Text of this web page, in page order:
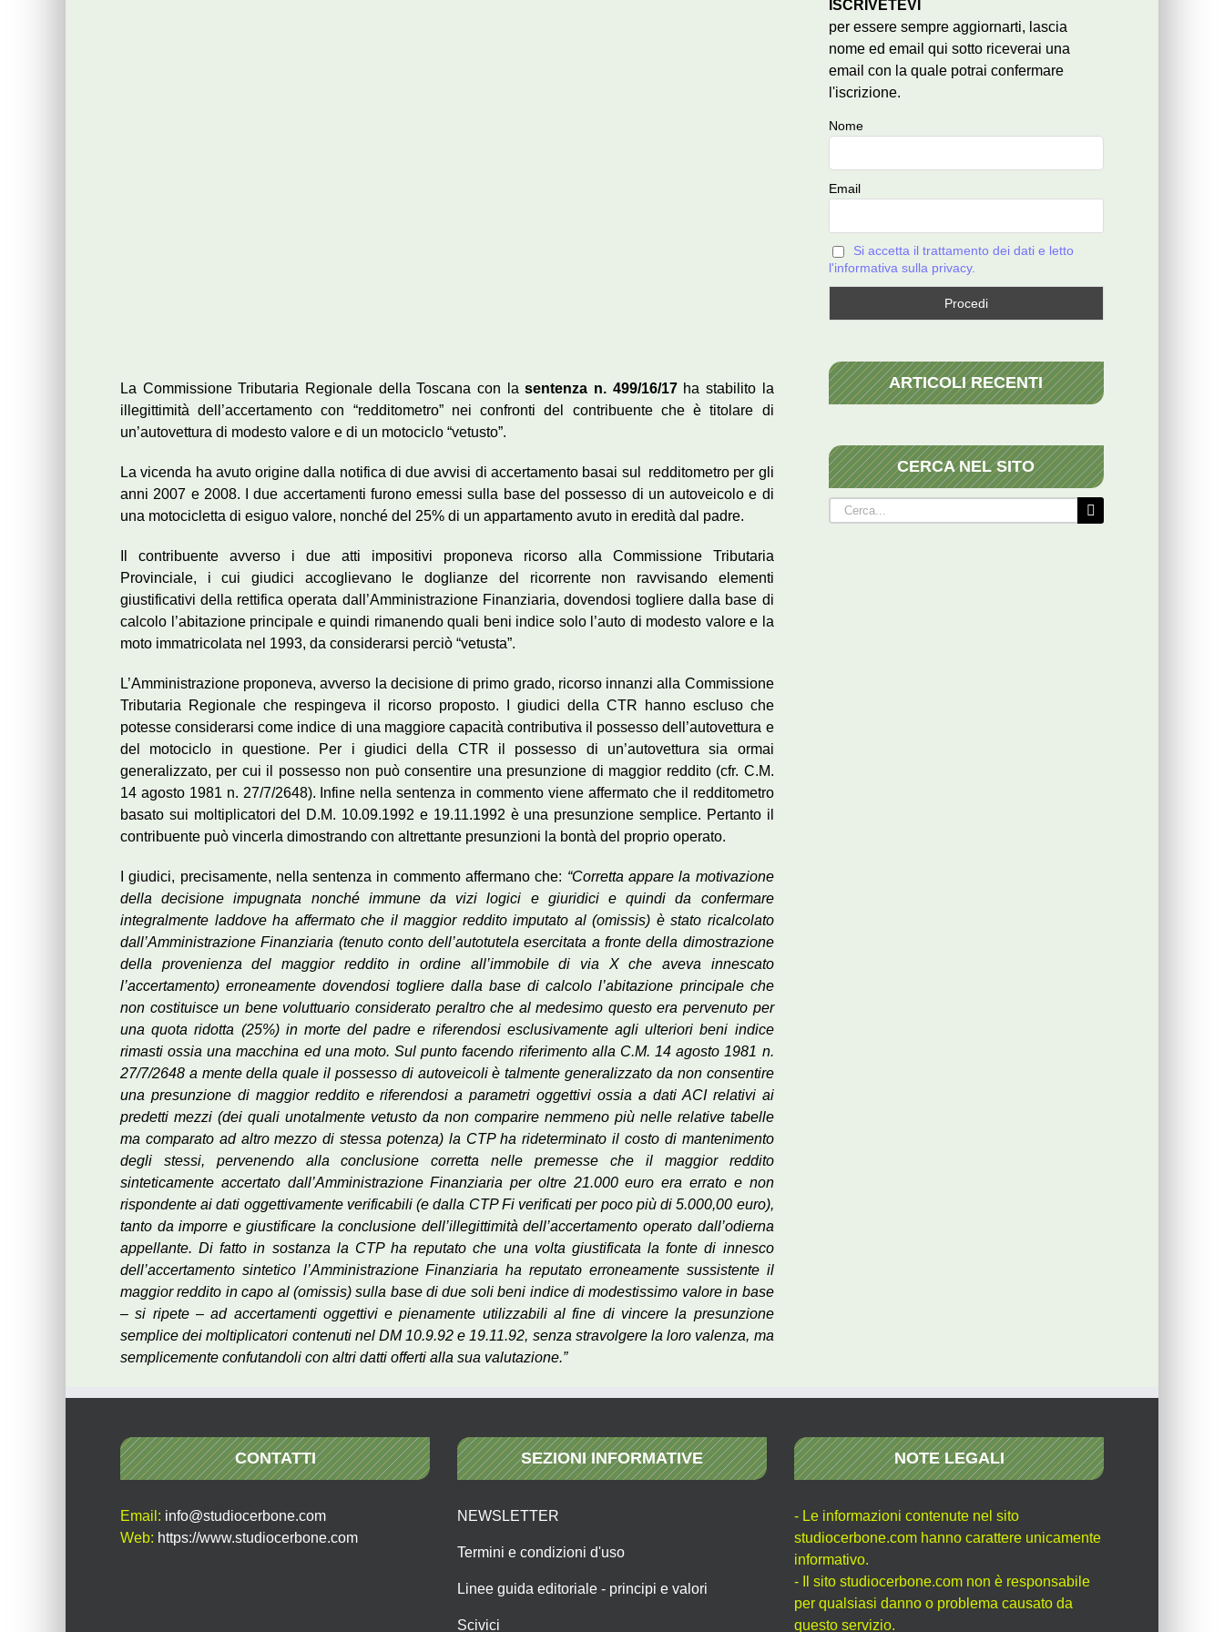
La Commissione Tributaria Regionale della Toscana con lasentenza n. 499/16/17 ha stabilito la
illegittimità dell’accertamento con “redditometro” nei confronti del contribuente che è titolare di
un’autovettura di modesto valore e di un motociclo “vetusto”.
La vicenda ha avuto origine dalla notifica di due avvisi di accertamento basai sul redditometro per gli
anni 2007 e 2008. I due accertamenti furono emessi sulla base del possesso di un autoveicolo e di
una motocicletta di esiguo valore, nonché del 25% di un appartamento avuto in eredità dal padre.
Il contribuente avverso i due atti impositivi proponeva ricorso alla Commissione Tributaria
Provinciale, i cui giudici accoglievano le doglianze del ricorrente non ravvisando elementi
giustificativi della rettifica operata dall’Amministrazione Finanziaria, dovendosi togliere dalla base di
calcolo l’abitazione principale e quindi rimanendo quali beni indice solo l’auto di modesto valore e la
moto immatricolata nel 1993, da considerarsi perciò “vetusta”.
L’Amministrazione proponeva, avverso la decisione di primo grado, ricorso innanzi alla Commissione
Tributaria Regionale che respingeva il ricorso proposto. I giudici della CTR hanno escluso che
potesse considerarsi come indice di una maggiore capacità contributiva il possesso dell’autovettura e
del motociclo in questione. Per i giudici della CTR il possesso di un’autovettura sia ormai
generalizzato, per cui il possesso non può consentire una presunzione di maggior reddito (cfr. C.M.
14 agosto 1981 n. 27/7/2648). Infine nella sentenza in commento viene affermato che il redditometro
basato sui moltiplicatori del D.M. 10.09.1992 e 19.11.1992 è una presunzione semplice. Pertanto il
contribuente può vincerla dimostrando con altrettante presunzioni la bontà del proprio operato.
I giudici, precisamente, nella sentenza in commento affermano che: “Corretta appare la motivazione
della decisione impugnata nonché immune da vizi logici e giuridici e quindi da confermare
integralmente laddove ha affermato che il maggior reddito imputato al (omissis) è stato ricalcolato
dall’Amministrazione Finanziaria (tenuto conto dell’autotutela esercitata a fronte della dimostrazione
della provenienza del maggior reddito in ordine all’immobile di via X che aveva innescato
l’accertamento) erroneamente dovendosi togliere dalla base di calcolo l’abitazione principale che
non costituisce un bene voluttuario considerato peraltro che al medesimo questo era pervenuto per
una quota ridotta (25%) in morte del padre e riferendosi esclusivamente agli ulteriori beni indice
rimasti ossia una macchina ed una moto. Sul punto facendo riferimento alla C.M. 14 agosto 1981 n.
27/7/2648 a mente della quale il possesso di autoveicoli è talmente generalizzato da non consentire
una presunzione di maggior reddito e riferendosi a parametri oggettivi ossia a dati ACI relativi ai
predetti mezzi (dei quali unotalmente vetusto da non comparire nemmeno più nelle relative tabelle
ma comparato ad altro mezzo di stessa potenza) la CTP ha rideterminato il costo di mantenimento
degli stessi, pervenendo alla conclusione corretta nelle premesse che il maggior reddito
sinteticamente accertato dall’Amministrazione Finanziaria per oltre 21.000 euro era errato e non
rispondente ai dati oggettivamente verificabili (e dalla CTP Fi verificati per poco più di 5.000,00 euro),
tanto da imporre e giustificare la conclusione dell’illegittimità dell’accertamento operato dall’odierna
appellante. Di fatto in sostanza la CTP ha reputato che una volta giustificata la fonte di innesco
dell’accertamento sintetico l’Amministrazione Finanziaria ha reputato erroneamente sussistente il
maggior reddito in capo al (omissis) sulla base di due soli beni indice di modestissimo valore in base
– si ripete – ad accertamenti oggettivi e pienamente utilizzabili al fine di vincere la presunzione
semplice dei moltiplicatori contenuti nel DM 10.9.92 e 19.11.92, senza stravolgere la loro valenza, ma
semplicemente confutandoli con altri datti offerti alla sua valutazione.”
ISCRIVETEVI
per essere sempre aggiornarti, lascia
nome ed email qui sotto riceverai una
email con la quale potrai confermare
l'iscrizione.
Nome
Email
Si accetta il trattamento dei dati e letto
l'informativa sulla privacy.
ARTICOLI RECENTI
CERCA NEL SITO
Cerca
per:
CONTATTI
Email: info@studiocerbone.com
Web: https://www.studiocerbone.com
SEZIONI INFORMATIVE
NEWSLETTER
Termini e condizioni d'uso
Linee guida editoriale - principi e valori
Scivici
NOTE LEGALI
- Le informazioni contenute nel sito
studiocerbone.com hanno carattere unicamente
informativo.
- Il sito studiocerbone.com non è responsabile
per qualsiasi danno o problema causato da
questo servizio.